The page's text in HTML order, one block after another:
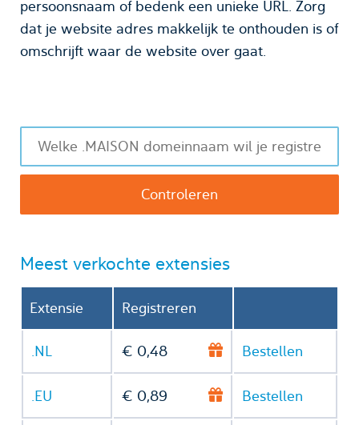
persoonsnaam of bedenk een unieke URL. Zorg
dat je website adres makkelijk te onthouden is of
omschrijft waar de website over gaat.
Meest verkochte extensies
Extensie Registreren
.NL € 0,48 Bestellen
.EU € 0,89 Bestellen